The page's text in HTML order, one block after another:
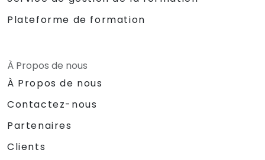
Plateforme de formation
À Propos de nous
À Propos de nous
Contactez-nous
Partenaires
Clients